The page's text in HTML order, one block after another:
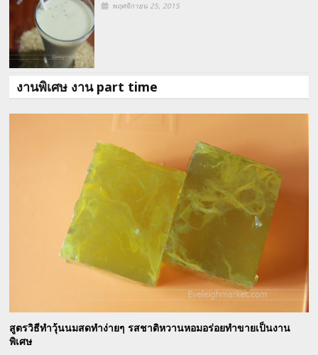
พฤศจิกายน 25, 2015
งานพิเศษ งาน part time
สูตรวิธีทำวุ้นนมสดทำง่ายๆ รสชาติหวานหอมอร่อยทำขายเป็นงาน
พิเศษ